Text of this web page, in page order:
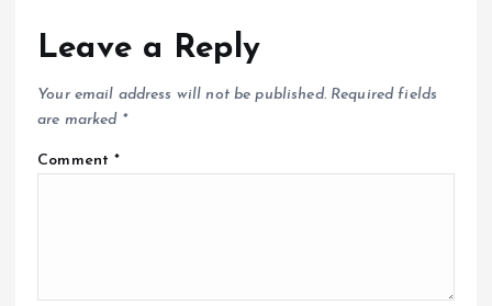
Leave a Reply
Your email address will not be published. Required fields
are marked *
Comment*